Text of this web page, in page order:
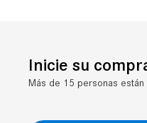
Inicie su
Más de 15 personas